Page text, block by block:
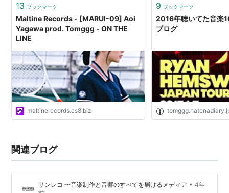
13 ブックマーク
Maltine Records - [MARUI-09] Aoi
Yagawa prod. Tomggg - ON THE
LINE
maltinerecords.cs8.biz
9 ブックマーク
2016年聴いてた音楽
ブログ
関連ブログ
サンレコ 〜音楽制作と音響のすべてを届けるメディア • 4年